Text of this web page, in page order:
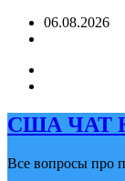
Перейти06.08.2026
США ЧАТ
Все вопросы про